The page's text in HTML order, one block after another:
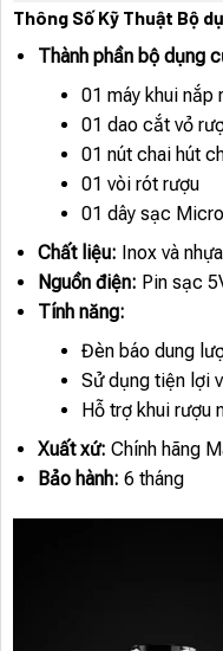
Thông Số Kỹ Thuật Bộ
Thành phần bộ dụng
01 máy khui nắp
01 dao cắt vỏ
01 nút chai hút
01 vòi rót rượu
01 dây sạc
Chất liệu: Inox và
Nguồn điện: Pin sạc
Tính năng:
Đèn báo dung
Sử dụng tiện lợi
Hỗ trợ khui rượu
Xuất xứ: Chính hãng
Bảo hành: 6 tháng